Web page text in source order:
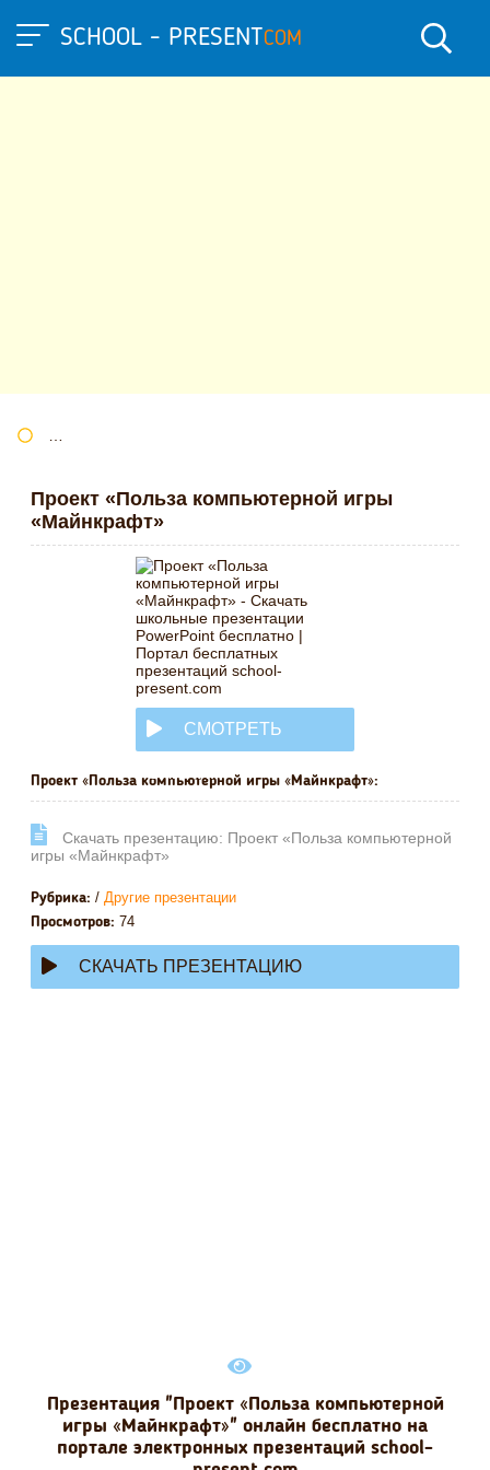
SCHOOL - PRESENTCOM
Проект «Польза компьютерной игры
«Майнкрафт»
СМОТРЕТЬ
Проект «Польза компьютерной игры «Майнкрафт»:
Cкачать презентацию: Проект «Польза компьютерной
игры «Майнкрафт»
Рубрика: / Другие презентации
Просмотров: 74
СКАЧАТЬ ПРЕЗЕНТАЦИЮ
Презентация "Проект «Польза компьютерной
игры «Майнкрафт»" онлайн бесплатно на
портале электронных презентаций school-